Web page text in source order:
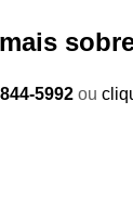
5992 ou